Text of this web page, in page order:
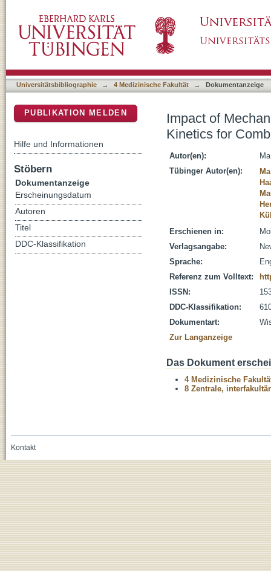
Studies in Rats
Universitätsbibliographie → 4 Medizinische Fakultät → Dokumentanzeige
Impact of
Kinetics for
Autor(en):
Tübinger Autor(en):
Erschienen in:
Verlagsangabe:
Sprache:
Referenz zum Volltext:
ISSN:
DDC-Klassifikation:
Dokumentart:
Zur Langanzeige
Das Dokument
4 Medizinische
8 Zentrale,
PUBLIKATION MELDEN
Hilfe und Informationen
Stöbern
Dokumentanzeige
Erscheinungsdatum
Autoren
Titel
DDC-Klassifikation
Kontakt